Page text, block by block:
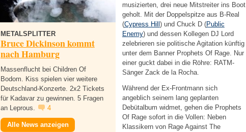
METALSPLITTER
Bruce Dickinson kommt
nach Hamburg
Massenflucht bei Children Of
Bodom. Kiss spielen vier weitere
Deutschland-Konzerte. 2x2 Tickets
für Kadavar zu gewinnen. 5 Fragen
an Leprous.
4
Alle News anzeigen
musizierten, drei neue Mitstreiter ins Boot
geholt. Mit der Doppelspitze aus B-Real
(Cypress Hill) und Chuck D (Public
Enemy) und dessen Kollegen DJ Lord
zelebrieren sie politische Agitation künftig
unter dem Banner Prophets Of Rage. Nur
einer guckt dabei in die Röhre: RATM-
Sänger Zack de la Rocha.
Während der Ex-Frontmann sich
angeblich seinem lang geplanten
Debütalbum widmet, gehen die Prophets
Of Rage sofort in die Vollen: Neben
Klassikern von Rage Against The